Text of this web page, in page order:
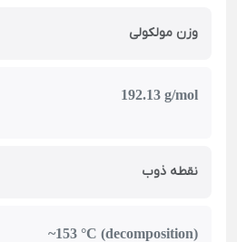
وزن مولکولی
192.13 g/mol
نقطه ذوب
~153 °C (decomposition)